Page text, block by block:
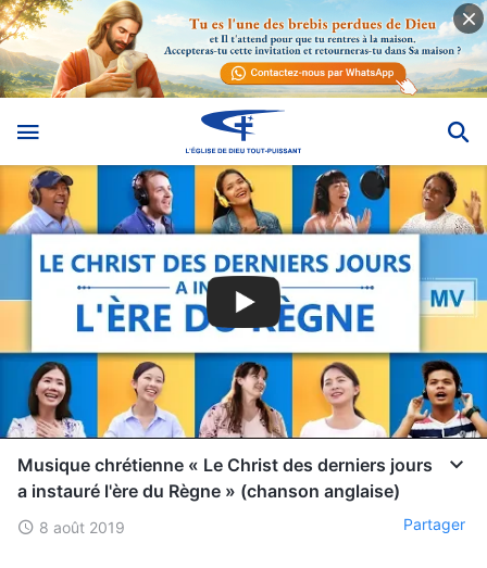
Musique chrétienne « Le Christ des derniers jours
a instauré l'ère du Règne » (chanson anglaise)
8 août 2019 Partager